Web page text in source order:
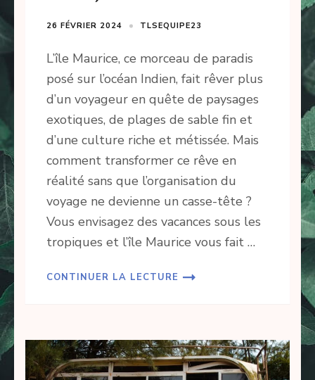
26 FÉVRIER 2024 TLSEQUIPE23
L’île Maurice, ce morceau de paradis
posé sur l’océan Indien, fait rêver plus
d’un voyageur en quête de paysages
exotiques, de plages de sable fin et
d’une culture riche et métissée. Mais
comment transformer ce rêve en
réalité sans que l’organisation du
voyage ne devienne un casse-tête ?
Vous envisagez des vacances sous les
tropiques et l’île Maurice vous fait …
CONTINUER LA LECTURE